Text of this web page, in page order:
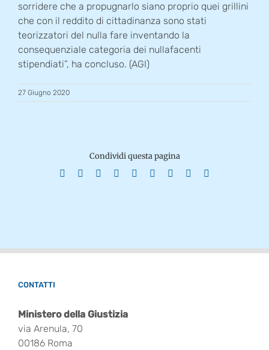
sorridere che a propugnarlo siano proprio quei grillini
che con il reddito di cittadinanza sono stati
teorizzatori del nulla fare inventando la
consequenziale categoria dei nullafacenti
stipendiati”, ha concluso. (AGI)
27 Giugno 2020
Condividi questa pagina
Facebook Reddit LinkedInWhatsApp
TumblrPinterest
CONTATTI
Ministero della Giustizia
via Arenula, 70
00186 Roma